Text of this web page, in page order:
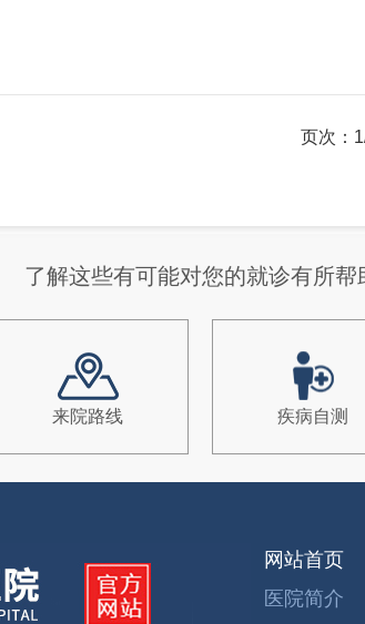
页次：
了解这些有可能对您的就诊有所帮
来院路线 疾病自测
网站首页
医院简介